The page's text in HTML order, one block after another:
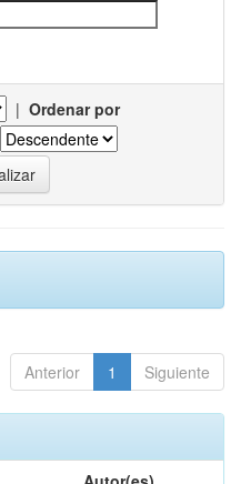
| Ordenar por
Anterior 1 Siguiente